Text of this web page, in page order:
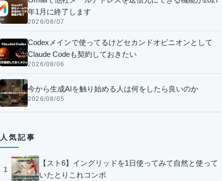
年1月に終了します
2026/08/07
Codexメインで使ってるけどセカンドオピニオンとして
Claude Codeも契約しておきたい
2026/08/06
今から生成AIを触り始める人は何をしたら良いのか
2026/08/05
人気記事
1
【スト6】イングリッドを1日使ってみて自然と使って
いたとりこれコンボ